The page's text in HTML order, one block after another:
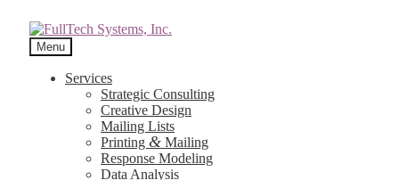
Menu
Services
Strategic Consulting
Creative Design
Mailing Lists
Printing & Mailing
Response Modeling
Data Analysis